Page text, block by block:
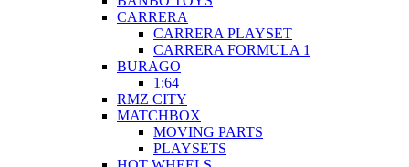
CARRERA
CARRERA PLAYSET
CARRERA FORMULA 1
BURAGO
1:64
RMZ CITY
MATCHBOX
MOVING PARTS
PLAYSETS